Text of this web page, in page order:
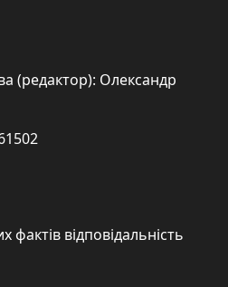
(редактор): Олександр
фактів відповідальність